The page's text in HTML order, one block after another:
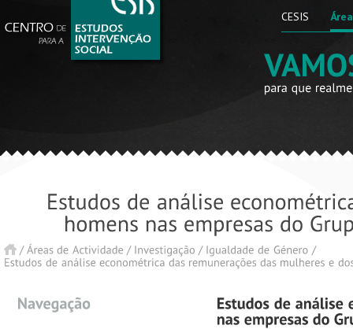
CESIS